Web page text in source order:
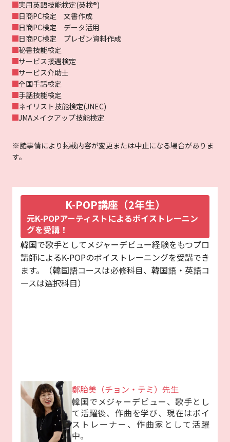
実用英語技能検定(英検®)
日商PC検定 文書作成
日商PC検定 データ活用
日商PC検定 プレゼン資料作成
秘書技能検定
サービス接遇検定
サービス介助士
全国手話検定
手話技能検定
ネイリスト技能検定(JNEC)
JMAメイクアップ技能検定
※諸事情により掲載内容が変更または中止になる場合がありま
す。
K-POP講座（2年生）
元K-POPアーティストによるボイストレーニン
グを受講！
韓国で歌手としてメジャーデビュー経験をもつプロ
講師によるK-POPのボイストレーニングを受講でき
ます。（韓国語コースは必修科目、韓国語・英語コ
ースは選択科目）
鄭胎美（チョン・テミ）先生
韓国でメジャーデビュー、歌手とし
て活躍後、作曲を学び、現在はボイ
ストレーナー、作曲家として活躍
中。